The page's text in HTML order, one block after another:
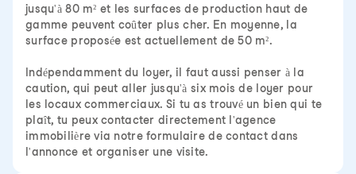
jusqu'à 80 m² et les surfaces de production haut de
gamme peuvent coûter plus cher. En moyenne, la
surface proposée est actuellement de 50 m².
Indépendamment du loyer, il faut aussi penser à la
caution, qui peut aller jusqu'à six mois de loyer pour
les locaux commerciaux. Si tu as trouvé un bien qui te
plaît, tu peux contacter directement l'agence
immobilière via notre formulaire de contact dans
l'annonce et organiser une visite.